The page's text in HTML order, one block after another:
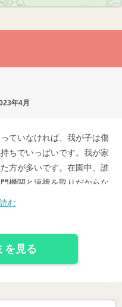
年4月
ていなければ、我が子は傷
ちでいっぱいです。我が家
方が多いです。在園中、誰
機関と連携を取りだからな
む
を見る